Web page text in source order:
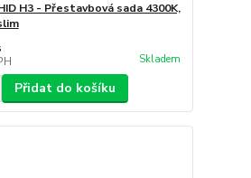
H3 - Přestavbová sada 4300K,
Skladem
Přidat do košíku